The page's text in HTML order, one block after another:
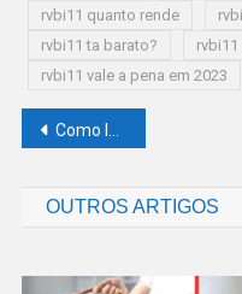
rvbi11 quanto rende
rvbi11 ta barato?
rvbi11
rvbi11 vale a pena em 2023
Navegação
Post
Como Investir no Exterior com NASD11: Guia Prático Para Iniciantes em ETFs
OUTROS ARTIGOS